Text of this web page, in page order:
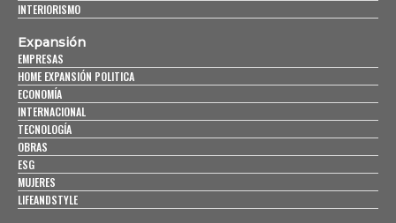
INTERIORISMO
Expansión
EMPRESAS
HOME EXPANSIÓN POLITICA
ECONOMÍA
INTERNACIONAL
TECNOLOGÍA
OBRAS
ESG
MUJERES
LIFEANDSTYLE